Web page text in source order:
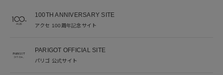
100TH ANNIVERSARY SITE
アクセ 100周年記念サイト
PARIGOT OFFICIAL SITE
パリゴ 公式サイト